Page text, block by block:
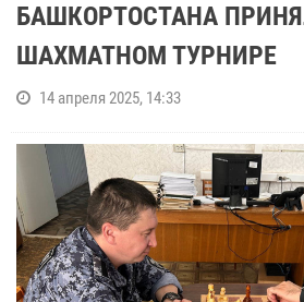
БАШКОРТОСТАНА
ШАХМАТНОМ ТУРНИРЕ
14 апреля 2025, 14:33